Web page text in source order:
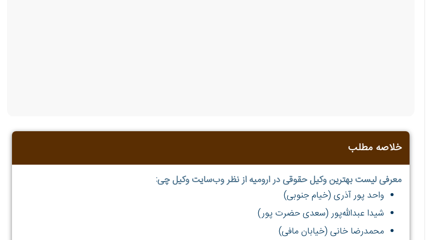
خلاصه مطلب
معرفی لیست بهترین وکیل حقوقی در ارومیه از نظر وب‌سایت وکیل چی:
واحد پور آذری (خیام جنوبی)
شیدا عبدالله‌پور (سعدی حضرت پور)
محمدرضا خانی (خیابان مافی)